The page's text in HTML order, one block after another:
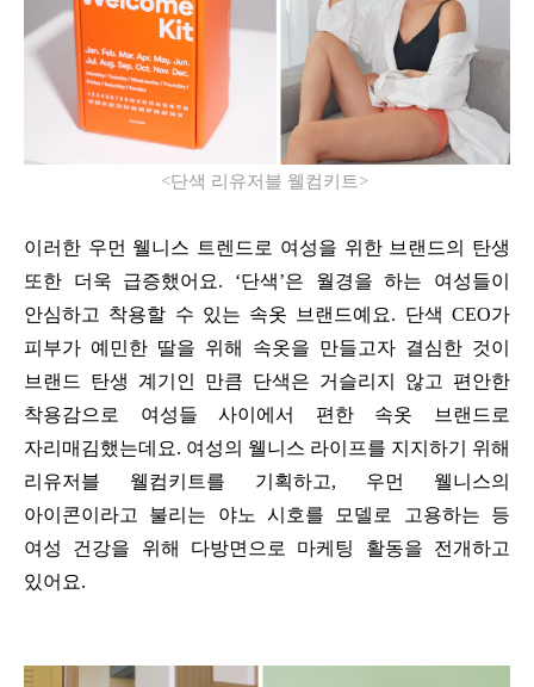
<단색 리유저블 웰컴키트>
이러한 우먼 웰니스 트렌드로 여성을 위한 브랜드의 탄생
또한 더욱 급증했어요. ‘단색’은 월경을 하는 여성들이
안심하고 착용할 수 있는 속옷 브랜드예요. 단색 CEO가
피부가 예민한 딸을 위해 속옷을 만들고자 결심한 것이
브랜드 탄생 계기인 만큼 단색은 거슬리지 않고 편안한
착용감으로 여성들 사이에서 편한 속옷 브랜드로
자리매김했는데요. 여성의 웰니스 라이프를 지지하기 위해
리유저블 웰컴키트를 기획하고, 우먼 웰니스의
아이콘이라고 불리는 야노 시호를 모델로 고용하는 등
여성 건강을 위해 다방면으로 마케팅 활동을 전개하고
있어요.